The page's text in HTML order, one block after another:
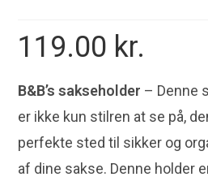
119.00 kr.
B&B’s sakseholder – Denne
er ikke kun stilren at se på,
perfekte sted til sikker og
af dine sakse. Denne holder